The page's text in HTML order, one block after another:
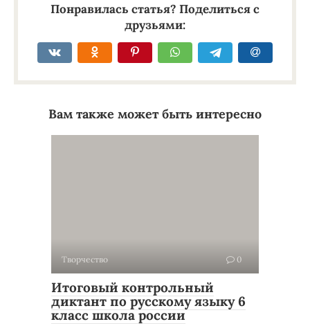
Понравилась статья? Поделиться с
друзьями:
Вам также может быть интересно
Творчество 0
Итоговый контрольный
диктант по русскому языку 6
класс школа россии